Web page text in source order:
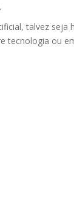
talvez seja
tecnologia ou